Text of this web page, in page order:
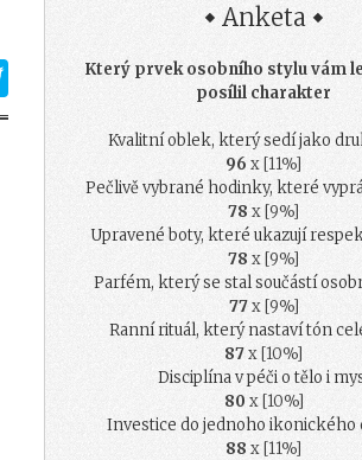
Anketa
Který prvek osobního stylu vám
posílil charakter
Kvalitní oblek, který sedí jako
96 x [11%]
Pečlivě vybrané hodinky, které
78 x [9%]
Upravené boty, které ukazují
78 x [9%]
Parfém, který se stal součástí
77x [9%]
Ranní rituál, který nastaví tón
87x [10%]
Disciplína v péči o tělo i
80 x [10%]
Investice do jednoho ikonického
88 x [11%]